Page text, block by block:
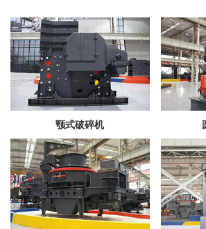
颚式破碎机